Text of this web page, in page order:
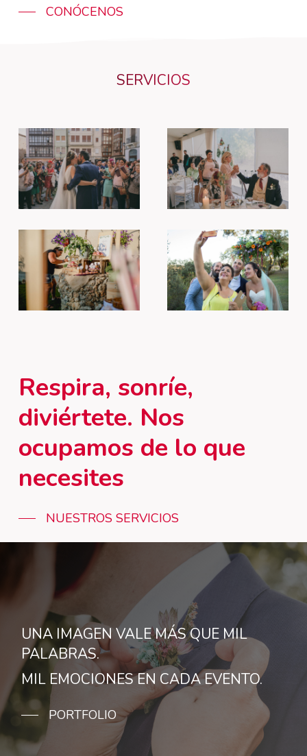
CONÓCENOS
SERVICIOS
Respira, sonríe,
diviértete. Nos
ocupamos de lo que
necesites
NUESTROS SERVICIOS
UNA IMAGEN VALE MÁS QUE MIL
PALABRAS.
MIL EMOCIONES EN CADA EVENTO.
PORTFOLIO